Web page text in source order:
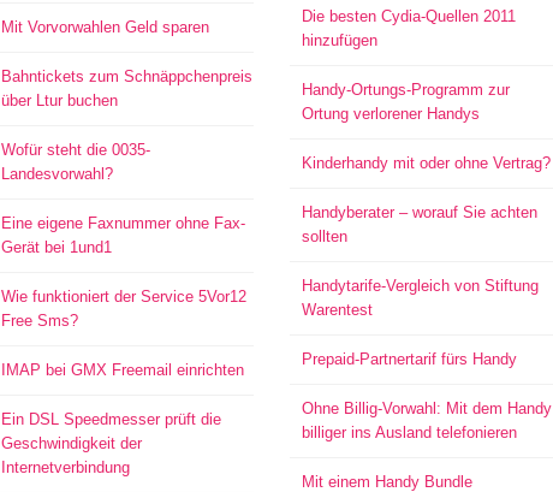
Mit Vorvorwahlen Geld sparen
Bahntickets zum Schnäppchenpreis
über Ltur buchen
Wofür steht die 0035-
Landesvorwahl?
Eine eigene Faxnummer ohne Fax-
Gerät bei 1und1
Wie funktioniert der Service 5Vor12
Free Sms?
IMAP bei GMX Freemail einrichten
Ein DSL Speedmesser prüft die
Geschwindigkeit der
Internetverbindung
Die besten Cydia-Quellen 2011
hinzufügen
Handy-Ortungs-Programm zur
Ortung verlorener Handys
Kinderhandy mit oder ohne Vertrag?
Handyberater – worauf Sie achten
sollten
Handytarife-Vergleich von Stiftung
Warentest
Prepaid-Partnertarif fürs Handy
Ohne Billig-Vorwahl: Mit dem Handy
billiger ins Ausland telefonieren
Mit einem Handy Bundle